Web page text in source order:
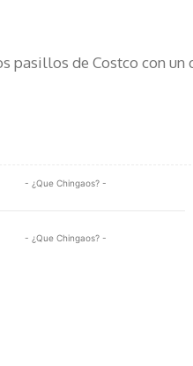
pasillos de Costco con un
- ¿Que Chingaos? -
- ¿Que Chingaos? -